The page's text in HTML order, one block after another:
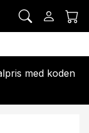
med koden